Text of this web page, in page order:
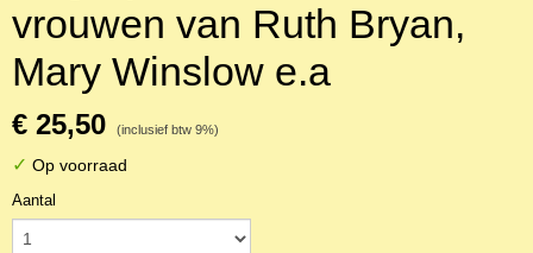
vrouwen van Ruth Bryan,
Mary Winslow e.a
€ 25,50 (inclusief btw 9%)
✓ Op voorraad
Aantal